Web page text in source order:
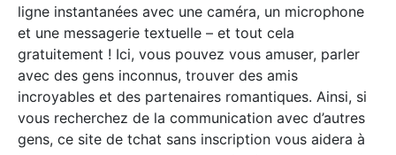
ligne instantanées avec une caméra, un microphone
et une messagerie textuelle – et tout cela
gratuitement ! Ici, vous pouvez vous amuser, parler
avec des gens inconnus, trouver des amis
incroyables et des partenaires romantiques. Ainsi, si
vous recherchez de la communication avec d’autres
gens, ce site de tchat sans inscription vous aidera à